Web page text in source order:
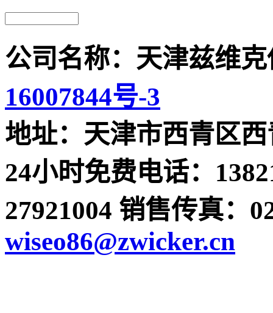
公司名称：天津兹维
16007844号-3
地址：天津市西青区西
24小时免费电话：
27921004 销售传真：
wiseo86@zwicker.cn